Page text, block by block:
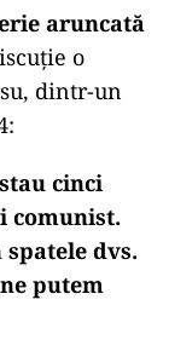
aruncată
o
dintr-un
cinci
comunist.
dvs.
putem